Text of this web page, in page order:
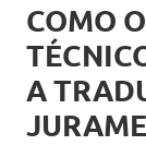
COMO
A